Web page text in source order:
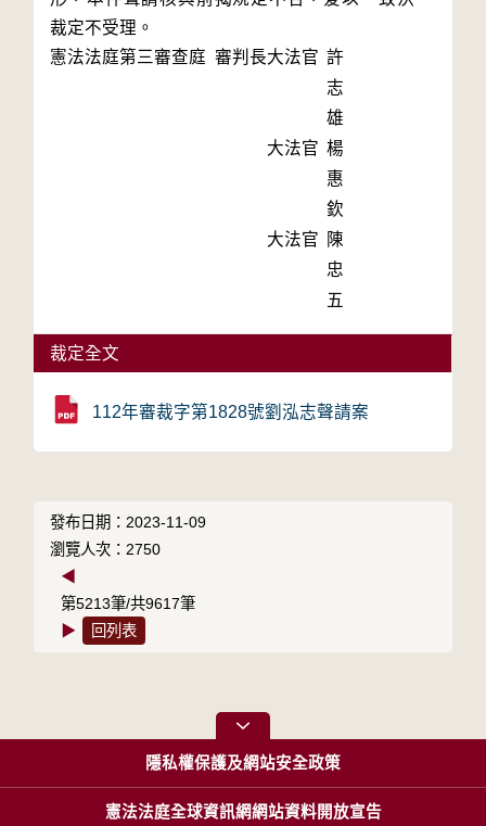
裁定不受理。
憲法法庭第三審查庭 審判長大法官 許
志
雄
大法官 楊
惠
欽
大法官
陳
忠
五
裁定全文
112年審裁字第1828號劉泓志聲請案
發布日期：2023-11-09
瀏覽人次：2750
◀
第5213筆/共9617筆
▶
回列表
隱私權保護及網站安全政策
憲法法庭全球資訊網網站資料開放宣告